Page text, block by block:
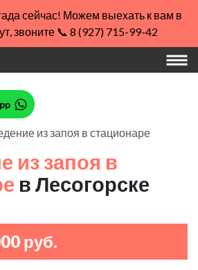
сейчас! Можем выехать к вам в
звоните 📞 8 (927) 715-99-42
из запоя в стационаре
из запоя в
в Лесогорске
руб.